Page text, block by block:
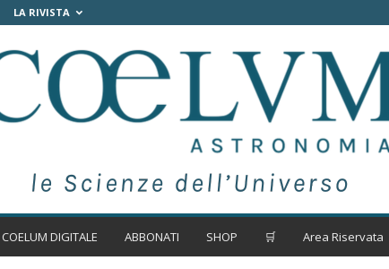
LA RIVISTA
COELUM DIGITALE ABBONATI SHOP 🛒 Area Riservata